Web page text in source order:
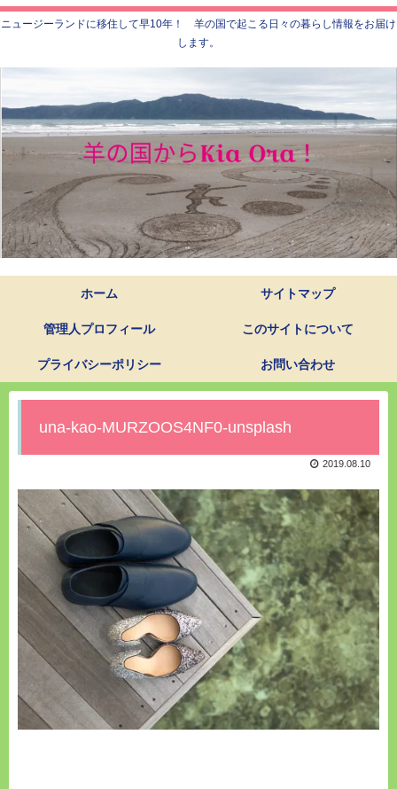
ニュージーランドに移住して早10年！ 羊の国で起こる日々の暮らし情報をお届け
します。
ホーム サイトマップ
管理人プロフィール このサイトについて
プライバシーポリシー お問い合わせ
una-kao-MURZOOS4NF0-unsplash
2019.08.10